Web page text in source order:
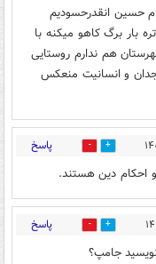
تهران به امام حسین انقدرحسودیم
بار برگ کاهو میکنه با
هم ندارم روستایی
و انسانیت منعکس
4 پاسخ
احکام دین هستند.
0 پاسخ
جامپ؟